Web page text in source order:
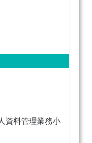
資料管理業務小